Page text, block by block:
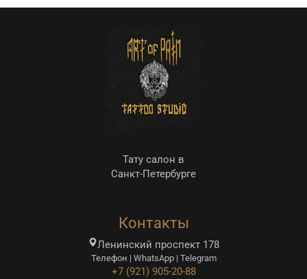
Тату салон в
Санкт-Петербурге
Контакты
Ленинский проспект 178
Телефон | WhatsApp | Telegram
+7 (921) 905-20-88